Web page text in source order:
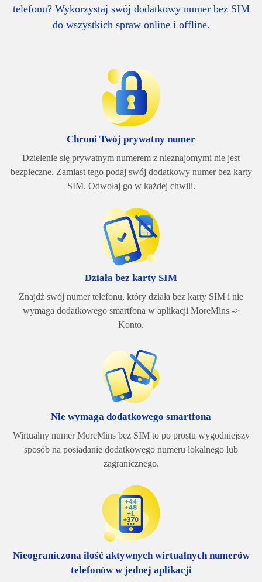
telefonu? Wykorzystaj swój dodatkowy numer bez SIM
do wszystkich spraw online i offline.
Chroni Twój prywatny numer
Dzielenie się prywatnym numerem z nieznajomymi nie jest
bezpieczne. Zamiast tego podaj swój dodatkowy numer bez karty
SIM. Odwołaj go w każdej chwili.
Działa bez karty SIM
Znajdź swój numer telefonu, który działa bez karty SIM i nie
wymaga dodatkowego smartfona w aplikacji MoreMins ->
Konto.
Nie wymaga dodatkowego smartfona
Wirtualny numer MoreMins bez SIM to po prostu wygodniejszy
sposób na posiadanie dodatkowego numeru lokalnego lub
zagranicznego.
Nieograniczona ilość aktywnych wirtualnych numerów
telefonów w jednej aplikacji